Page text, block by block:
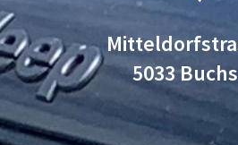
5033